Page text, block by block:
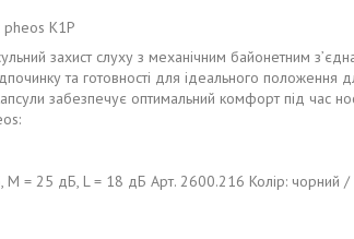
K1P
захист слуху з механічним байонетним
та готовності для ідеального положення
забезпечує оптимальний комфорт під час
= 25 дБ, L = 18 дБ Арт. 2600.216 Колір: чорний /